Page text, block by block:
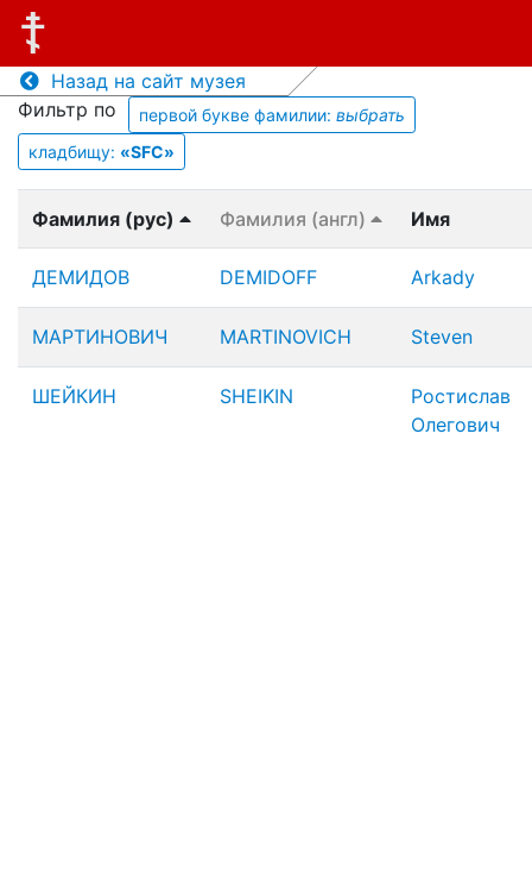
Назад на сайт музея
Фильтр по
первой букве фамилии: выбрать
кладбищу: «SFC»
Фамилия (рус) Фамилия (англ) Имя
ДЕМИДОВ DEMIDOFF Arkady
МАРТИНОВИЧ MARTINOVICH Steven
ШЕЙКИН SHEIKIN
Ростислав
Олегович